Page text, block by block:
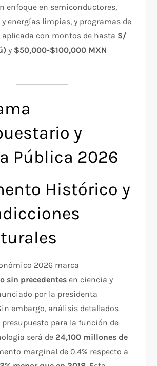
enfoque en semiconductores,
energías limpias, y programas de
con montos de hasta S/
y $50,000-$100,000 MXN
y
Pública 2026
Histórico y
2026 marca
sin precedentes en ciencia y
por la presidenta
embargo, análisis detallados
presupuesto para la función de
será de 24,100 millones de
marginal de 0.4% respecto a